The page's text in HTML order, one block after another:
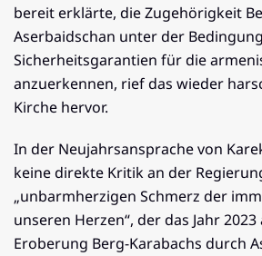
bereit erklärte, die Zugehörigkeit
Aserbaidschan unter der
Sicherheitsgarantien für die
anzuerkennen, rief das wieder
Kirche hervor.
In der Neujahrsansprache von
keine direkte Kritik an der
„unbarmherzigen Schmerz der
unseren Herzen“, der das Jahr
Eroberung Berg-Karabachs durch